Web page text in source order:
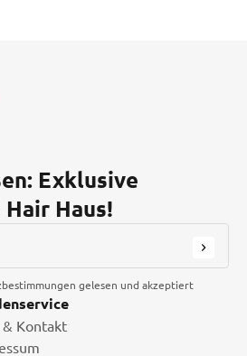
Exklusive
Haus!
gelesen und akzeptiert
Kontakt